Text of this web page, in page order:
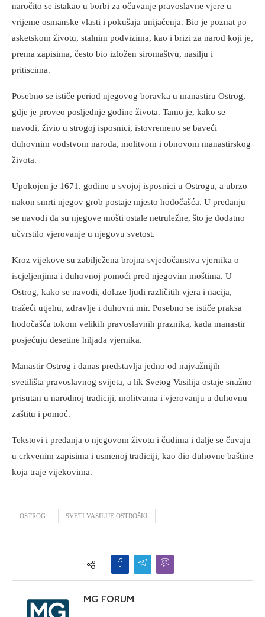
naročito se istakao u borbi za očuvanje pravoslavne vjere u
vrijeme osmanske vlasti i pokušaja unijaćenja. Bio je poznat po
asketskom životu, stalnim podvizima, kao i brizi za narod koji je,
prema zapisima, često bio izložen siromaštvu, nasilju i
pritiscima.
Posebno se ističe period njegovog boravka u manastiru Ostrog,
gdje je proveo posljednje godine života. Tamo je, kako se
navodi, živio u strogoj isposnici, istovremeno se baveći
duhovnim vođstvom naroda, molitvom i obnovom manastirskog
života.
Upokojen je 1671. godine u svojoj isposnici u Ostrogu, a ubrzo
nakon smrti njegov grob postaje mjesto hodočašća. U predanju
se navodi da su njegove mošti ostale netruležne, što je dodatno
učvrstilo vjerovanje u njegovu svetost.
Kroz vijekove su zabilježena brojna svjedočanstva vjernika o
iscjeljenjima i duhovnoj pomoći pred njegovim moštima. U
Ostrog, kako se navodi, dolaze ljudi različitih vjera i nacija,
tražeći utjehu, zdravlje i duhovni mir. Posebno se ističe praksa
hodočašća tokom velikih pravoslavnih praznika, kada manastir
posjećuju desetine hiljada vjernika.
Manastir Ostrog i danas predstavlja jedno od najvažnijih
svetilišta pravoslavnog svijeta, a lik Svetog Vasilija ostaje snažno
prisutan u narodnoj tradiciji, molitvama i vjerovanju u duhovnu
zaštitu i pomoć.
Tekstovi i predanja o njegovom životu i čudima i dalje se čuvaju
u crkvenim zapisima i usmenoj tradiciji, kao dio duhovne baštine
koja traje vijekovima.
OSTROG SVETI VASILIJE OSTROŠKI
MG FORUM